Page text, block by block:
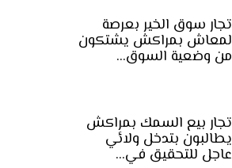
تجار سوق الخير بعرصة
لمعاش بمراكش يشتكون
من وضعية السوق…
تجار بيع السمك بمراكش
يطالبون بتدخل ولائي
عاجل للتحقيق في…